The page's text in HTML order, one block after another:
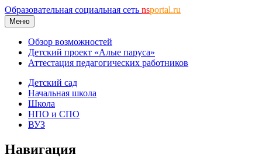
Образовательная социальная сеть nsportal.ru
Меню
Обзор возможностей
Детский проект «Алые паруса»
Аттестация педагогических работников
Детский сад
Начальная школа
Школа
НПО и СПО
ВУЗ
Навигация